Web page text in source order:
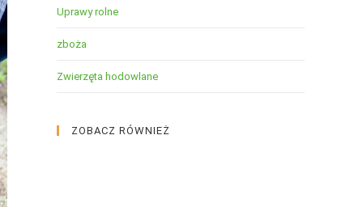
Uprawy rolne
zboża
Zwierzęta hodowlane
ZOBACZ RÓWNIEŻ